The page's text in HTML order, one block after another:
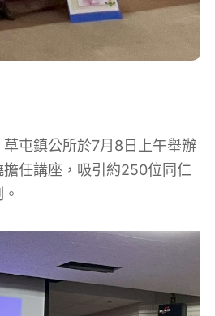
屯鎮公所於7月8日上午舉辦
擔任講座，吸引約250位同仁